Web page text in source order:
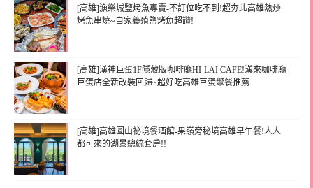
[高雄]漁樂城鹽烤魚專賣-不訂位吃不到!超夯北高雄熱炒
烤魚串燒~自家養殖鹽烤魚超讚!
[高雄]漢神巨蛋1F隱藏版咖啡廳HI-LAI CAFE!漢來咖啡廳
巨蛋店全新改裝回歸~超好吃高雄巨蛋聚餐推薦
[高雄]高雄圓山祕境餐酒館-果嶺旁秘境高雄早午餐!人人
都可來的湖景總統套房!!